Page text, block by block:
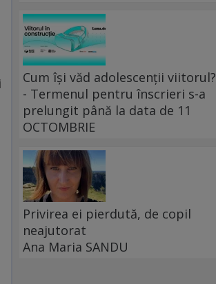
Cum își văd adolescenții viitorul?
- Termenul pentru înscrieri s-a
prelungit până la data de 11
OCTOMBRIE
Privirea ei pierdută, de copil
neajutorat
Ana Maria SANDU